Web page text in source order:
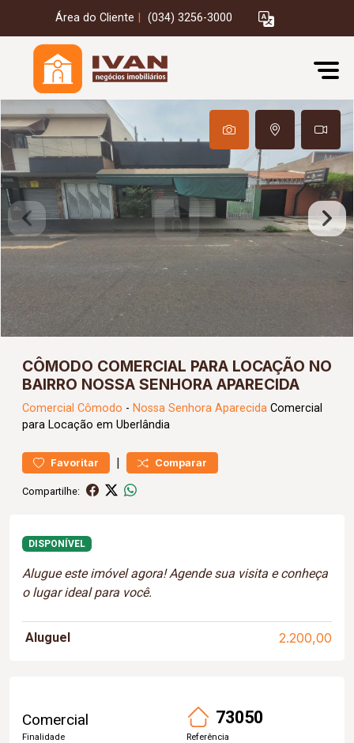
Área do Cliente (034) 3256-3000
CÔMODO COMERCIAL PARA LOCAÇÃO NO
BAIRRO NOSSA SENHORA APARECIDA
Comercial Cômodo - Nossa Senhora Aparecida Comercial
para Locação em Uberlândia
Favoritar | Comparar
Compartilhe:
DISPONÍVEL
Alugue este imóvel agora! Agende sua visita e conheça
o lugar ideal para você.
Aluguel 2.200,00
Comercial
Finalidade
73050
Referência